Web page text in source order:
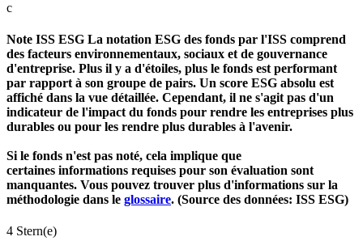
c
Note ISS ESG La notation ESG des fonds par l'ISS comprend
des facteurs environnementaux, sociaux et de gouvernance
d'entreprise. Plus il y a d'étoiles, plus le fonds est performant
par rapport à son groupe de pairs. Un score ESG absolu est
affiché dans la vue détaillée. Cependant, il ne s'agit pas d'un
indicateur de l'impact du fonds pour rendre les entreprises plus
durables ou pour les rendre plus durables à l'avenir.
Si le fonds n'est pas noté, cela implique que
certaines informations requises pour son évaluation sont
manquantes. Vous pouvez trouver plus d'informations sur la
méthodologie dans le glossaire. (Source des données: ISS ESG)
4 Stern(e)